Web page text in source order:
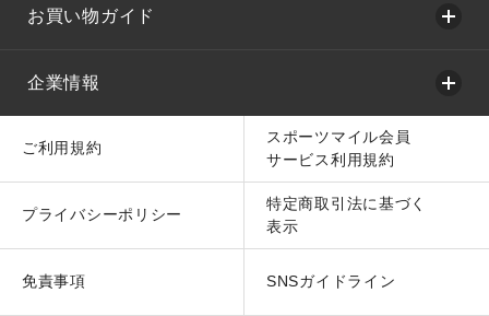
お買い物ガイド
企業情報
ご利用規約
スポーツマイル会員
サービス利用規約
プライバシーポリシー
特定商取引法に基づく
表示
免責事項 SNSガイドライン